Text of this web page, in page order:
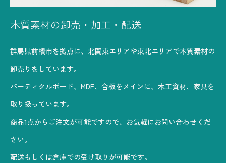
木質素材の卸売・加工・配送
群馬県前橋市を拠点に、北関東エリアや東北エリアで木質素材の
卸売りをしています。
パーティクルボード、MDF、合板をメインに、木工資材、家具を
取り扱っています。
商品1点からご注文が可能ですので、お気軽にお問い合わせくだ
さい。
配送もしくは倉庫での受け取りが可能です。